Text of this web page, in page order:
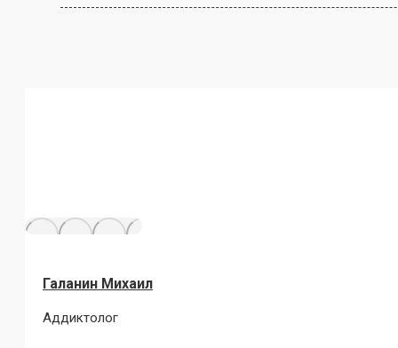
Галанин Михаил
Аддиктолог